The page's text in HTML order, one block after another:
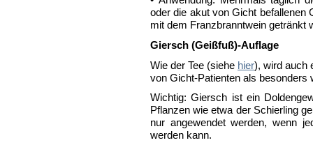
oder die akut von Gicht befallenen
mit dem Franzbranntwein getränkt
Giersch (Geißfuß)-Auflage
Wie der Tee (siehe hier), wird auch
von Gicht-Patienten als besonders
Wichtig: Giersch ist ein
Pflanzen wie etwa der Schierling
nur angewendet werden, wenn
werden kann.